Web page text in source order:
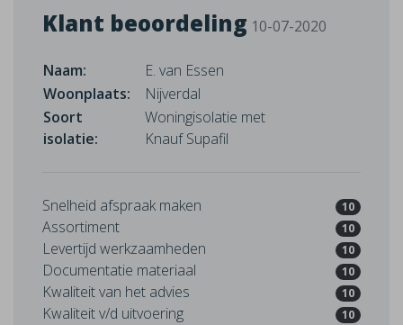
Klant beoordeling 10-07-2020
Naam:
E. van Essen
Woonplaats:
Nijverdal
Soort
isolatie:
Woningisolatie met
Knauf Supafil
Snelheid afspraak maken 10
Assortiment 10
Levertijd werkzaamheden 10
Documentatie materiaal 10
Kwaliteit van het advies 10
Kwaliteit v/d uitvoering 10